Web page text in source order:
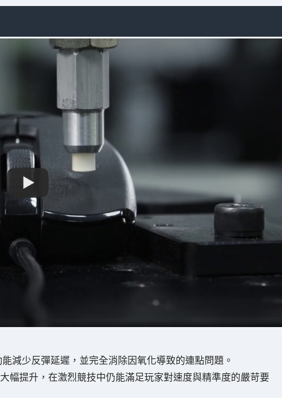
減少反彈延遲，並完全消除因氧化導致的連點問題。
幅提升，在激烈競技中仍能滿足玩家對速度與精準度的嚴苛要